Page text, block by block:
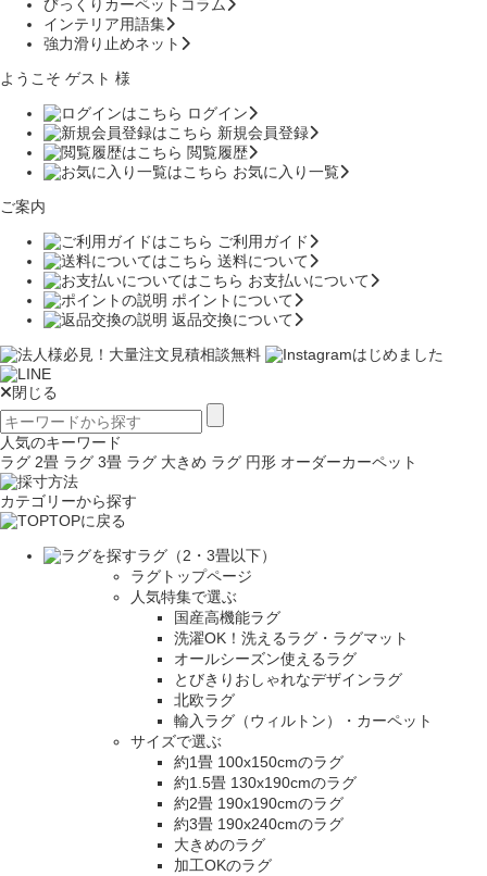
びっくりカーペットコラム
インテリア用語集
強力滑り止めネット
ようこそ ゲスト 様
ログイン
新規会員登録
閲覧履歴
お気に入り一覧
ご案内
ご利用ガイド
送料について
お支払いについて
ポイントについて
返品交換について
閉じる
人気のキーワード
ラグ 2畳 ラグ 3畳 ラグ 大きめ ラグ 円形 オーダーカーペット
カテゴリーから探す
TOPに戻る
ラグ（2・3畳以下）
ラグトップページ
人気特集で選ぶ
国産高機能ラグ
洗濯OK！洗えるラグ・ラグマット
オールシーズン使えるラグ
とびきりおしゃれなデザインラグ
北欧ラグ
輸入ラグ（ウィルトン）・カーペット
サイズで選ぶ
約1畳 100x150cmのラグ
約1.5畳 130x190cmのラグ
約2畳 190x190cmのラグ
約3畳 190x240cmのラグ
大きめのラグ
加工OKのラグ